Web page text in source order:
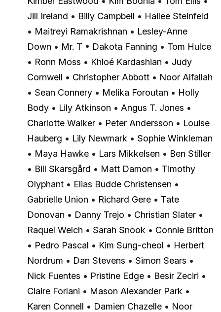
Jill Ireland • Billy Campbell • Hailee Steinfeld
• Maitreyi Ramakrishnan • Lesley-Anne
Down • Mr. T • Dakota Fanning • Tom Hulce
• Ronn Moss • Khloé Kardashian • Judy
Cornwell • Christopher Abbott • Noor Alfallah
• Sean Connery • Melika Foroutan • Holly
Body • Lily Atkinson • Angus T. Jones •
Charlotte Walker • Peter Andersson • Louise
Hauberg • Lily Newmark • Sophie Winkleman
• Maya Hawke • Lars Mikkelsen • Ben Stiller
• Bill Skarsgård • Matt Damon • Timothy
Olyphant • Elias Budde Christensen •
Gabrielle Union • Richard Gere • Tate
Donovan • Danny Trejo • Christian Slater •
Raquel Welch • Sarah Snook • Connie Britton
• Pedro Pascal • Kim Sung-cheol • Herbert
Nordrum • Dan Stevens • Simon Sears •
Nick Fuentes • Pristine Edge • Besir Zeciri •
Claire Forlani • Mason Alexander Park •
Karen Connell • Damien Chazelle • Noor